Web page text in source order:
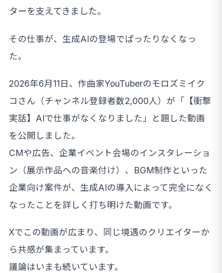
ターを支えてきました。
その仕事が、生成AIの登場でぱったりなくなっ
た。
2026年6月11日、作曲家YouTuberのモロズミイク
コさん（チャンネル登録者数2,000人）が「【衝撃
実話】AIで仕事がなくなりました」と題した動画
を公開しました。
CMや広告、企業イベント会場のインスタレーショ
ン（展示作品への音楽付け）、BGM制作といった
企業向け案件が、生成AIの導入によって完全になく
なったことを詳しく打ち明けた動画です。
Xでこの動画が広まり、同じ境遇のクリエイターか
ら共感が集まっています。
議論はいまも続いています。